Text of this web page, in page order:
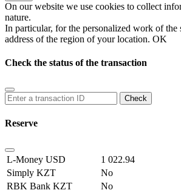
On our website we use cookies to collect
nature.
In particular, for the personalized work of the
address of the region of your location. OK
Check the status of the transaction
Reserve
L-Money USD
1 022.94
Simply KZT
No
RBK Bank KZT
No